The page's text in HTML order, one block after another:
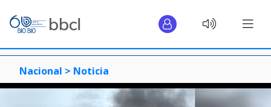
Nacional > Noticia